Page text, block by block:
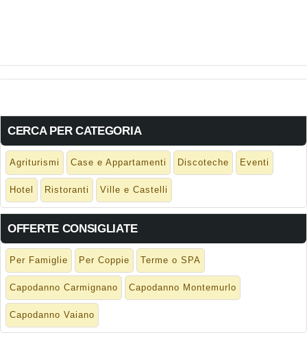
CERCA PER CATEGORIA
Agriturismi Case e Appartamenti Discoteche Eventi
Hotel Ristoranti Ville e Castelli
OFFERTE CONSIGLIATE
Per Famiglie Per Coppie Terme o SPA
Capodanno Carmignano Capodanno Montemurlo
Capodanno Vaiano